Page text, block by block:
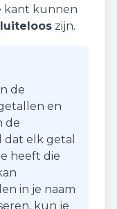
kant kunnen
zijn.
de
en
de
elk getal
heeft die
in je naam
kun je